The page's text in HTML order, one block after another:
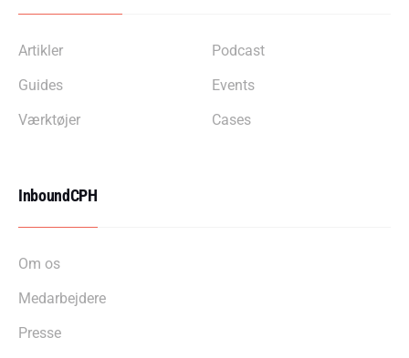
Artikler
Guides
Værktøjer
Podcast
Events
Cases
InboundCPH
Om os
Medarbejdere
Presse